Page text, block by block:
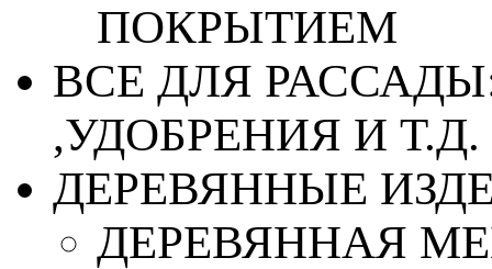
ПОКРЫТИЕМ
ВСЕ ДЛЯ
,УДОБРЕНИЯ И Т.Д.
ДЕРЕВЯННЫЕ
ДЕРЕВЯННАЯ